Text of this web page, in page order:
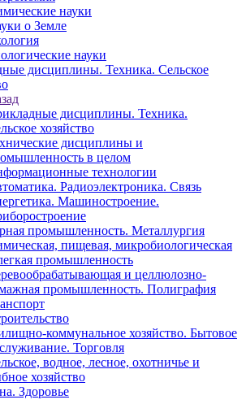
науки
о Земле
науки
дисциплины. Техника. Сельское
дисциплины. Техника.
хозяйство
дисциплины и
в целом
технологии
Радиоэлектроника. Связь
Машиностроение.
промышленность. Металлургия
пищевая, микробиологическая
промышленность
и целлюлозно-
промышленность. Полиграфия
коммунальное хозяйство. Бытовое
Торговля
водное, лесное, охотничье и
хозяйство
Здоровье